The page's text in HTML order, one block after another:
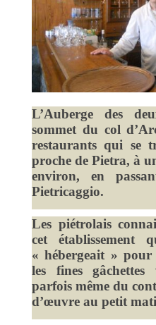
L’Auberge des
sommet du col
restaurants qui se
proche de Pietra, à
environ, en
Pietricaggio.
Les piétrolais
cet établissement
« hébergeait » pour
les fines
parfois même du
d’œuvre au petit